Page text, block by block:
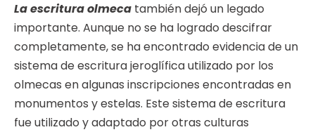
La escritura olmeca también dejó un legado
importante. Aunque no se ha logrado descifrar
completamente, se ha encontrado evidencia de un
sistema de escritura jeroglífica utilizado por los
olmecas en algunas inscripciones encontradas en
monumentos y estelas. Este sistema de escritura
fue utilizado y adaptado por otras culturas